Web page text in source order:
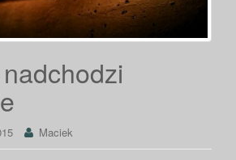
Maciek